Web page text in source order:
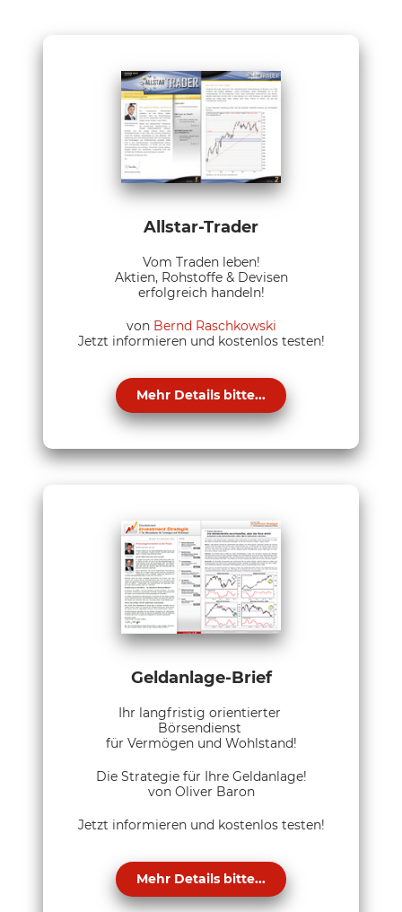
Allstar-Trader
Vom Traden leben!
Aktien, Rohstoffe & Devisen
erfolgreich handeln!
von Bernd Raschkowski
Jetzt informieren und kostenlos testen!
Mehr Details bitte...
Geldanlage-Brief
Ihr langfristig orientierter
Börsendienst
für Vermögen und Wohlstand!
Die Strategie für Ihre Geldanlage!
von Oliver Baron
Jetzt informieren und kostenlos testen!
Mehr Details bitte...